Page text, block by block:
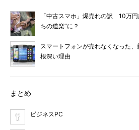
「中古スマホ」爆売れの訳 10万
ちの道楽”に？
スマートフォンが売れなくなった
根深い理由
まとめ
ビジネスPC